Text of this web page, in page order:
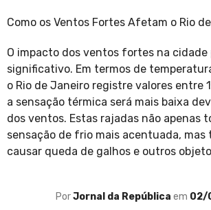
Como os Ventos Fortes Afetam o Rio
O impacto dos ventos fortes na cidade
significativo. Em termos de
o Rio de Janeiro registre valores entre
a sensação térmica será mais baixa
dos ventos. Estas rajadas não apenas
sensação de frio mais acentuada, mas
causar queda de galhos e outros
PorJornal da República em 02/